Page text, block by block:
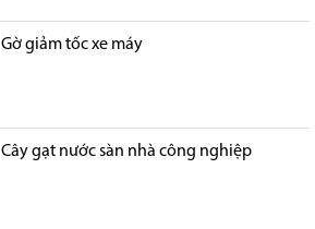
Gờ giảm tốc xe máy
Cây gạt nước sàn nhà công nghiệp